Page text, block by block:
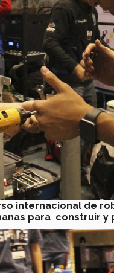
internacional de
para construir y